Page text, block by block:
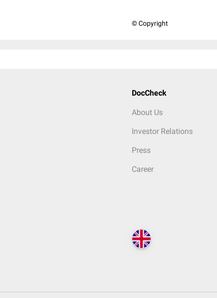
© Copyright
DocCheck
About Us
Investor Relations
Press
Career